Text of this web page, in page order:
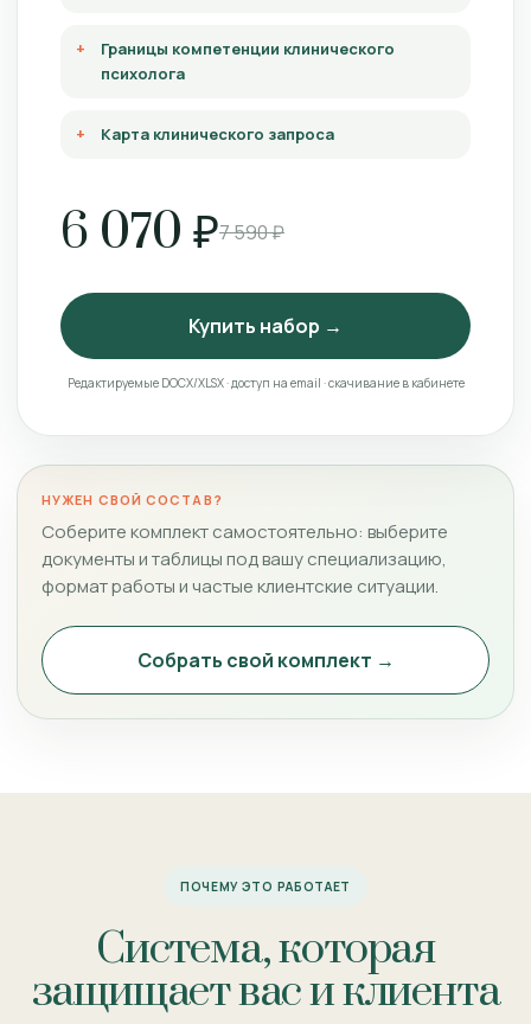
Границы компетенции клинического
психолога
Карта клинического запроса
6 070 ₽7 590 ₽
Купить набор →
Редактируемые DOCX/XLSX · доступ на email · скачивание в кабинете
НУЖЕН СВОЙ СОСТАВ?
Соберите комплект самостоятельно: выберите
документы и таблицы под вашу специализацию,
формат работы и частые клиентские ситуации.
Собрать свой комплект →
ПОЧЕМУ ЭТО РАБОТАЕТ
Система, которая
защищает вас и клиента